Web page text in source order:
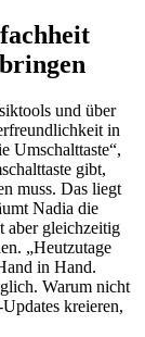
und über
in
Umschalttaste“,
gibt,
muss. Das liegt
Nadia die
aber gleichzeitig
„Heutzutage
in Hand.
Warum nicht
kreieren,